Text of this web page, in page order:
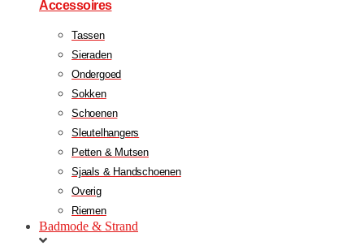
Accessoires
Tassen
Sieraden
Ondergoed
Sokken
Schoenen
Sleutelhangers
Petten & Mutsen
Sjaals & Handschoenen
Overig
Riemen
Badmode & Strand